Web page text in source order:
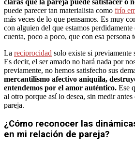
puede parecer tan materialista como frío
más veces de lo que pensamos. Es muy
con alguien del que estamos perdidamente
cuenta, poco a poco, que con esa persona
La reciprocidad solo existe si previamente
Es decir, el ser amado no hará nada por
previamente, no hemos satisfecho sus
mercantilismo afectivo aniquila,
entendemos por el amor auténtico. Ese
al otro porque así lo desea, sin medir
pareja.
¿Cómo reconocer las
en mi relación de pareja?